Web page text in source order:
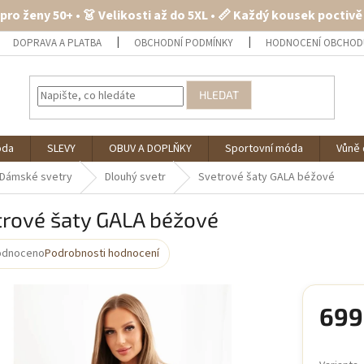
ženy 50+ • 👗 Velikosti až do 5XL • 📏 Každý kousek
DOPRAVA A PLATBA OBCHODNÍ PODMÍNKY HODNOCENÍ
HLEDAT
SLEVY OBUV A DOPLŇKY Sportovní móda
Dámské svetry Dlouhý svetr Svetrové šaty GALA béžové
šaty GALA béžové
Podrobnosti hodnocení